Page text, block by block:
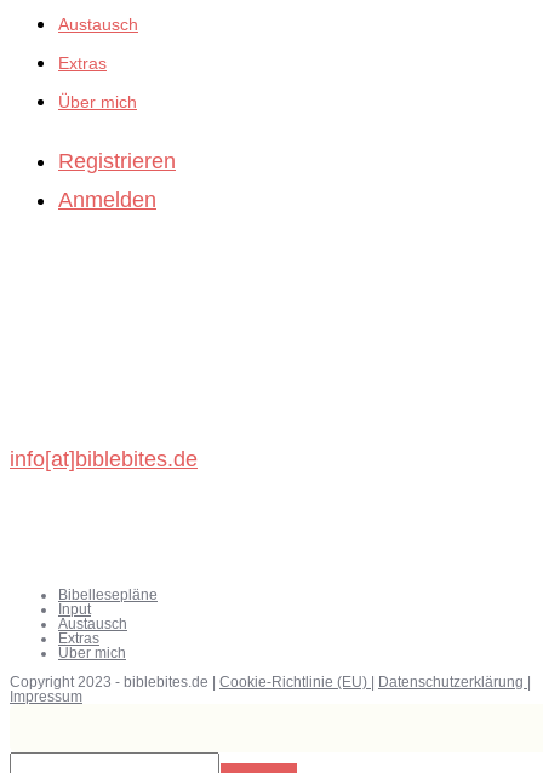
Austausch
Extras
Über mich
Registrieren
Anmelden
info[at]biblebites.de
Bibellesepläne
Input
Austausch
Extras
Über mich
Copyright 2023 - biblebites.de | Cookie-Richtlinie (EU) | Datenschutzerklärung |
Impressum